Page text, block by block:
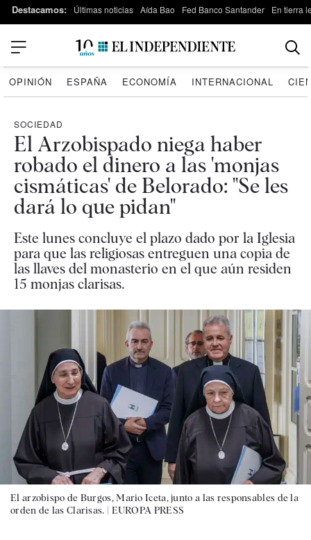
Destacamos: Últimas noticias Aída Bao Fed Banco Santander En tierra
OPINIÓN ESPAÑA ECONOMÍA INTERNACIONAL
SOCIEDAD
El Arzobispado niega haber
robado el dinero a las 'monjas
cismáticas' de Belorado: "Se les
dará lo que pidan"
Este lunes concluye el plazo dado por la Iglesia
para que las religiosas entreguen una copia de
las llaves del monasterio en el que aún residen
15 monjas clarisas.
El arzobispo de Burgos, Mario Iceta, junto a las responsables de la
orden de las Clarisas. | EUROPA PRESS